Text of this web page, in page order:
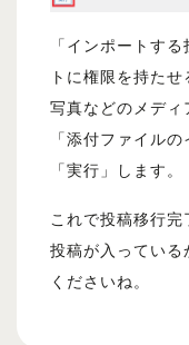
「インポートす
トに権限を持たせ
写真などのメディ
「添付ファイル
「実行」します。
これで投稿移行完
投稿が入っている
くださいね。